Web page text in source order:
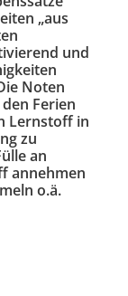
„aus
und
Noten
Ferien
Lernstoff in
zu
an
annehmen
o.ä.